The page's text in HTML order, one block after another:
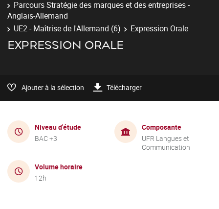
Parcours Stratégie des marques et des entreprises -
Anglais-Allemand
UE2 - Maîtrise de l'Allemand (6)
Expression Orale
EXPRESSION ORALE
Ajouter à la sélection Télécharger
Niveau d'étude
BAC +3
Composante
UFR Langues et
Communication
Volume horaire
12h